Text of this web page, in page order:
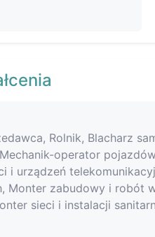
Rolnik, Blacharz
operator
i urządzeń
zabudowy i robót
sieci i instalacji